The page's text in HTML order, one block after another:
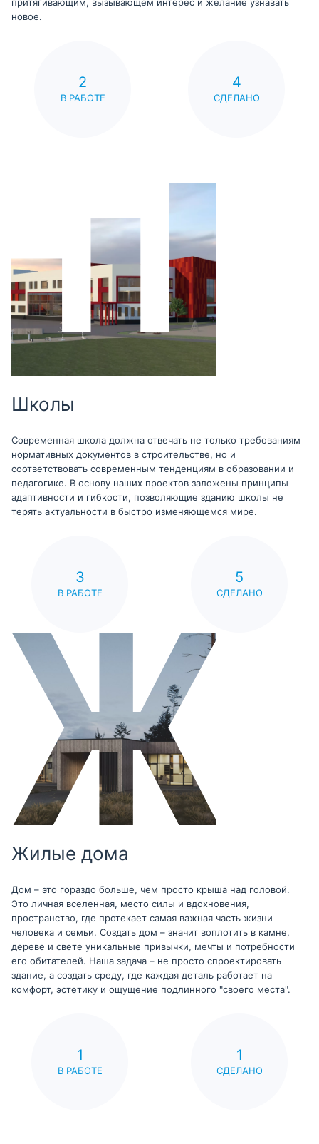
притягивающим, вызывающем интерес и желание узнавать
новое.
2
В РАБОТЕ
4
СДЕЛАНО
Школы
Современная школа должна отвечать не только требованиям
нормативных документов в строительстве, но и
соответствовать современным тенденциям в образовании и
педагогике. В основу наших проектов заложены принципы
адаптивности и гибкости, позволяющие зданию школы не
терять актуальности в быстро изменяющемся мире.
3
В РАБОТЕ
5
СДЕЛАНО
Жилые дома
Дом – это гораздо больше, чем просто крыша над головой.
Это личная вселенная, место силы и вдохновения,
пространство, где протекает самая важная часть жизни
человека и семьи. Создать дом – значит воплотить в камне,
дереве и свете уникальные привычки, мечты и потребности
его обитателей. Наша задача – не просто спроектировать
здание, а создать среду, где каждая деталь работает на
комфорт, эстетику и ощущение подлинного "своего места".
1
В РАБОТЕ
1
СДЕЛАНО